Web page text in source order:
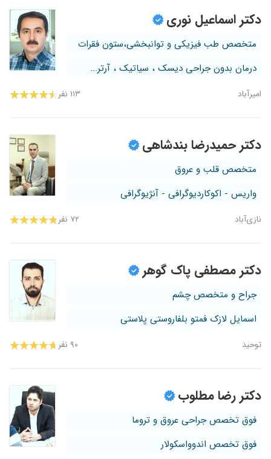
دکتر اسماعیل نوری
متخصص طب فیزیکی و توانبخشی،ستون فقرات
درمان بدون جراحی دیسک ، سیاتیک ، آرتر...
امیرآباد ۱۱۳ نفر
دکتر حمیدرضا بندشاهی
متخصص قلب و عروق
واریس - اکوکاردیوگرافی - آنژیوگرافی
نازی‌آباد ۷۲ نفر
دکتر مصطفی پاک گوهر
جراح و متخصص چشم
اسمایل لازک فمتو بلفاروستی پلاستی
توحید ۹۰ نفر
دکتر رضا مطلوب
فوق تخصص جراحی عروق و تروما
فوق تخصص اندوواسکولار